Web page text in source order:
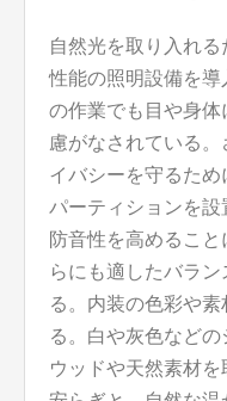
自然光を取り入れ
性能の照明設備を
の作業でも目や身
慮がなされている
イバシーを守るた
パーティションを設
防音性を高めるこ
らにも適したバラ
る。内装の色彩や
る。白や灰色などの
ウッドや天然素材